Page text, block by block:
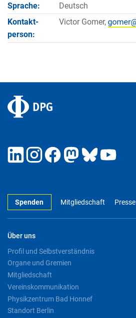
Sprache:
Deutsch
Kontakt­
person:
Victor Gomer,
Spenden Mitgliedschaft Presse
Über uns
Profil und Selbstverständnis
Organe und Gremien
Mitgliedschaft
Vereinskommunikation
Physikzentrum Bad Honnef
Standort Berlin